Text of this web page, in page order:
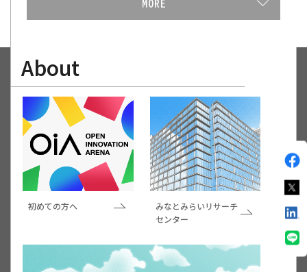
About
初めての方へ
みなとみらいリサーチ
センター